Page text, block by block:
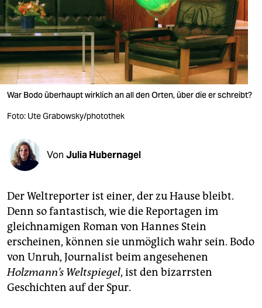
wahrheit
verlag
verlag
veranstaltungen
shop
fragen & hilfe
unterstützen
genossenschaft
epaper login
War Bodo überhaupt wirklich an all den Orten, über die er schreibt?
Foto: Ute Grabowsky/photothek
Von Julia Hubernagel
Der Weltreporter ist einer, der zu Hause bleibt.
Denn so fantastisch, wie die Reportagen im
gleichnamigen Roman von Hannes Stein
erscheinen, können sie unmöglich wahr sein. Bodo
von Unruh, Journalist beim angesehenen
Holzmann’s Weltspiegel, ist den bizarrsten
Geschichten auf der Spur.